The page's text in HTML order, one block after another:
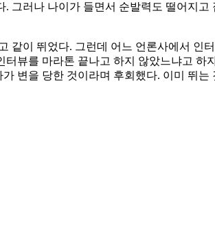
그러나 나이가 들면서 순발력도 떨어지
이 뛰었다. 그런데 어느 언론사에서 인
뷰를 마라톤 끝나고 하지 않았느냐고 하
변을 당한 것이라며 후회했다. 이미 뛰